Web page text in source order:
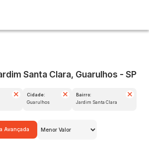
Santa Clara, Guarulhos - SP
Cidade:
Guarulhos
Bairro:
Jardim Santa Clara
Avançada